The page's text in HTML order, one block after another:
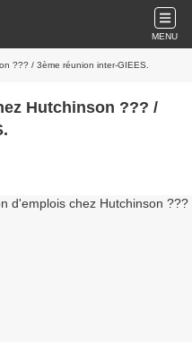
MENU
??? / 3ème réunion inter-GIEES.
Hutchinson ??? /